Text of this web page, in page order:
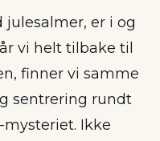
er i og
vi helt tilbake til
finner vi samme
sentrering rundt
Ikke